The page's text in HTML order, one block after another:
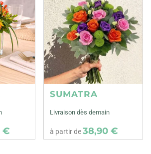
€
SUMATRA
Livraison dès demain
à partir de38,90 €